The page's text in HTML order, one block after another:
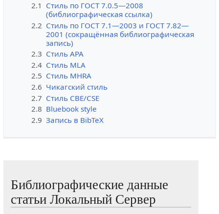
2.1 Стиль по ГОСТ 7.0.5—2008
(библиографическая ссылка)
2.2 Стиль по ГОСТ 7.1—2003 и ГОСТ 7.82—
2001 (сокращённая библиографическая
запись)
2.3 Стиль APA
2.4 Стиль MLA
2.5 Стиль MHRA
2.6 Чикагский стиль
2.7 Стиль CBE/CSE
2.8 Bluebook style
2.9 Запись в BibTeX
Библиографические данные
статьи Локальный Сервер